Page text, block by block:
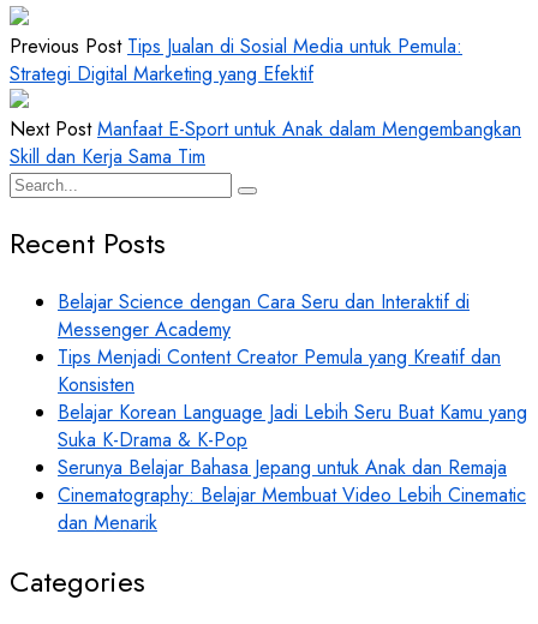
Previous Post Tips Jualan di Sosial Media untuk Pemula:
Strategi Digital Marketing yang Efektif
Next Post Manfaat E-Sport untuk Anak dalam Mengembangkan
Skill dan Kerja Sama Tim
Recent Posts
Belajar Science dengan Cara Seru dan Interaktif di
Messenger Academy
Tips Menjadi Content Creator Pemula yang Kreatif dan
Konsisten
Belajar Korean Language Jadi Lebih Seru Buat Kamu yang
Suka K-Drama & K-Pop
Serunya Belajar Bahasa Jepang untuk Anak dan Remaja
Cinematography: Belajar Membuat Video Lebih Cinematic
dan Menarik
Categories